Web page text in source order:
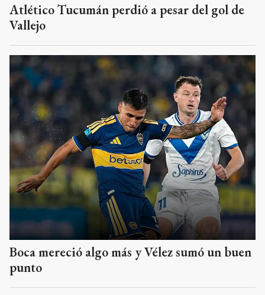
Atlético Tucumán perdió a pesar del gol de
Vallejo
Boca mereció algo más y Vélez sumó un buen
punto